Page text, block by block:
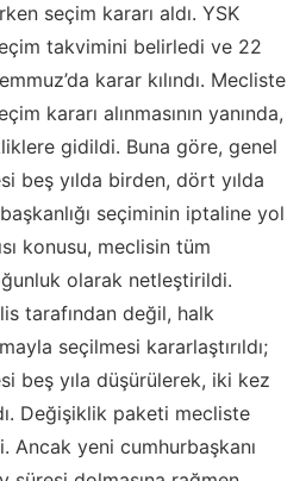
seçim kararı aldı. YSK
takvimini belirledi ve 22
karar kılındı. Mecliste
kararı alınmasının yanında,
gidildi. Buna göre, genel
beş yılda birden, dört yılda
seçiminin iptaline yol
konusu, meclisin tüm
olarak netleştirildi.
tarafından değil, halk
seçilmesi kararlaştırıldı;
beş yıla düşürülerek, iki kez
Değişiklik paketi mecliste
Ancak yeni cumhurbaşkanı